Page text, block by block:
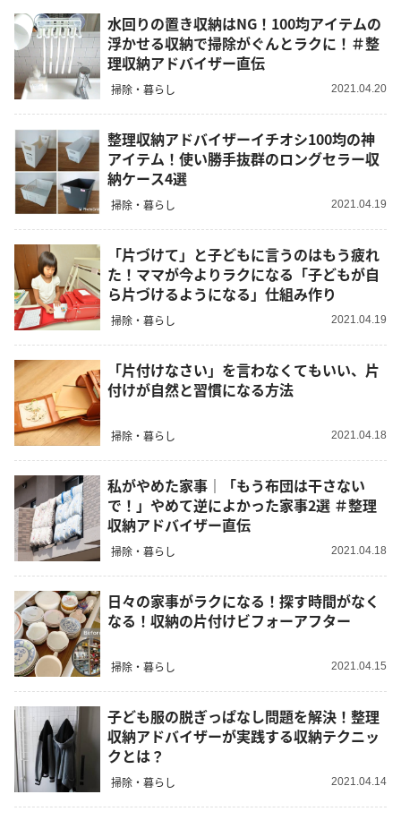
水回りの置き収納はNG！100均アイテムの
浮かせる収納で掃除がぐんとラクに！＃整
理収納アドバイザー直伝
掃除・暮らし 2021.04.20
整理収納アドバイザーイチオシ100均の神
アイテム！使い勝手抜群のロングセラー収
納ケース4選
掃除・暮らし 2021.04.19
「片づけて」と子どもに言うのはもう疲れ
た！ママが今よりラクになる「子どもが自
ら片づけるようになる」仕組み作り
掃除・暮らし 2021.04.19
「片付けなさい」を言わなくてもいい、片
付けが自然と習慣になる方法
掃除・暮らし 2021.04.18
私がやめた家事｜「もう布団は干さない
で！」やめて逆によかった家事2選 ＃整理
収納アドバイザー直伝
掃除・暮らし 2021.04.18
日々の家事がラクになる！探す時間がなく
なる！収納の片付けビフォーアフター
掃除・暮らし 2021.04.15
子ども服の脱ぎっぱなし問題を解決！整理
収納アドバイザーが実践する収納テクニッ
クとは？
掃除・暮らし 2021.04.14